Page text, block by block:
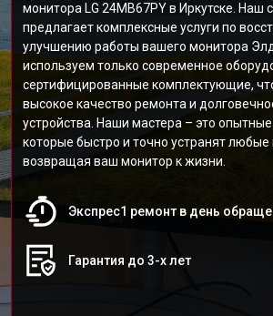
монитора LG 24MB67PY в Иркутске. Наш
предлагает комплексные услуги по
улучшению работы вашего монитора
используем только современное
сертифицированные комплектующие,
высокое качество ремонта и
устройства. Наши мастера – это
которые быстро и точно устранят любые
возвращая ваш монитор к жизни.
Экспрес1 ремонт в день
Гарантия до 3-х лет